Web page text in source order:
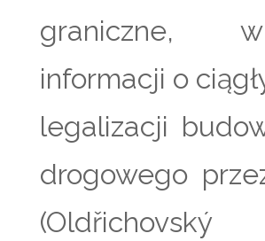
graniczne,
informacji o
legalizacji
drogowego